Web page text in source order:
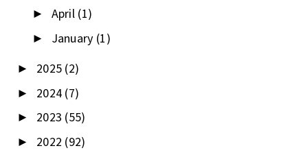
► April (1)
► January (1)
► 2025 (2)
► 2024 (7)
► 2023 (55)
► 2022 (92)